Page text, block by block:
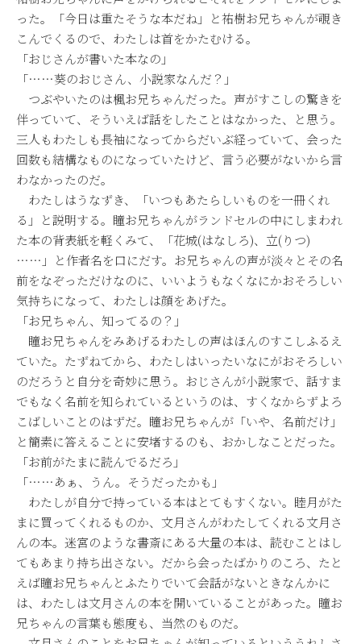
った。「今日は重たそうな本だね」と祐樹お兄ちゃんが覗き
こんでくるので、わたしは首をかたむける。
「おじさんが書いた本なの」
「……葵のおじさん、小説家なんだ？」
つぶやいたのは楓お兄ちゃんだった。声がすこしの驚きを
伴っていて、そういえば話をしたことはなかった、と思う。
三人もわたしも長袖になってからだいぶ経っていて、会った
回数も結構なものになっていたけど、言う必要がないから言
わなかったのだ。
わたしはうなずき、「いつもあたらしいものを一冊くれ
る」と説明する。瞳お兄ちゃんがランドセルの中にしまわれ
た本の背表紙を軽くみて、「花城(はなしろ)、立(りつ)
……」と作者名を口にだす。お兄ちゃんの声が淡々とその名
前をなぞっただけなのに、いいようもなくなにかおそろしい
気持ちになって、わたしは顔をあげた。
「お兄ちゃん、知ってるの？」
瞳お兄ちゃんをみあげるわたしの声はほんのすこしふるえ
ていた。たずねてから、わたしはいったいなにがおそろしい
のだろうと自分を奇妙に思う。おじさんが小説家で、話すま
でもなく名前を知られているというのは、すくなからずよろ
こばしいことのはずだ。瞳お兄ちゃんが「いや、名前だけ」
と簡素に答えることに安堵するのも、おかしなことだった。
「お前がたまに読んでるだろ」
「……あぁ、うん。そうだったかも」
わたしが自分で持っている本はとてもすくない。睦月がた
まに買ってくれるものか、文月さんがわたしてくれる文月さ
んの本。迷宮のような書斎にある大量の本は、読むことはし
てもあまり持ち出さない。だから会ったばかりのころ、たと
えば瞳お兄ちゃんとふたりでいて会話がないときなんかに
は、わたしは文月さんの本を開いていることがあった。瞳お
兄ちゃんの言葉も態度も、当然のものだ。